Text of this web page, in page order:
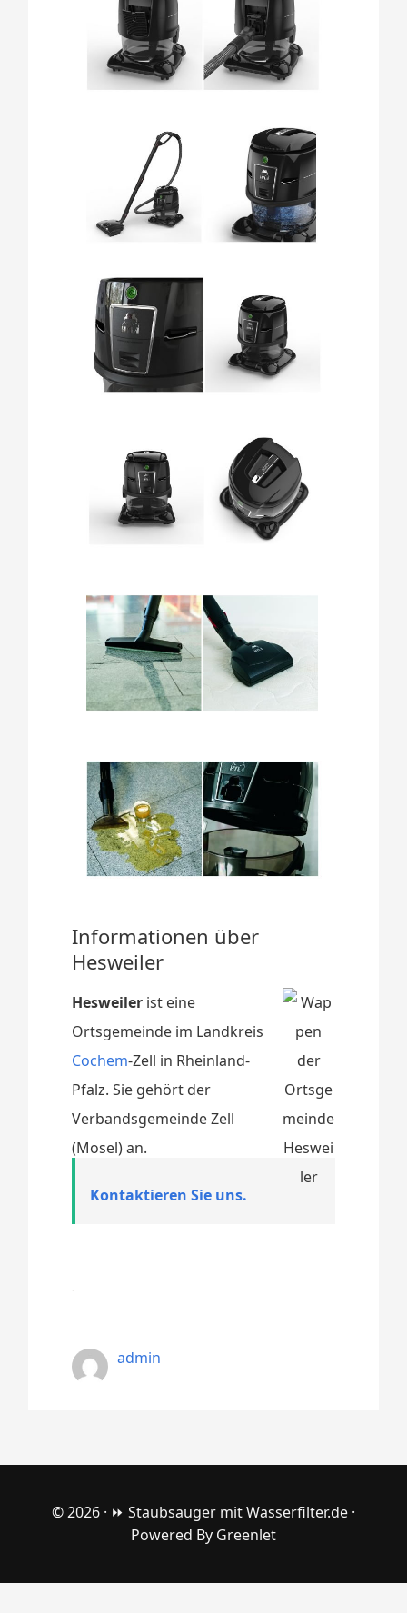
Informationen über
Hesweiler
Hesweiler ist eine
Ortsgemeinde im Landkreis
Cochem-Zell in Rheinland-
Pfalz. Sie gehört der
Verbandsgemeinde Zell
(Mosel) an.
Kontaktieren Sie uns.
admin
© 2026 · ⏩ Staubsauger mit Wasserfilter.de ·
Powered By Greenlet